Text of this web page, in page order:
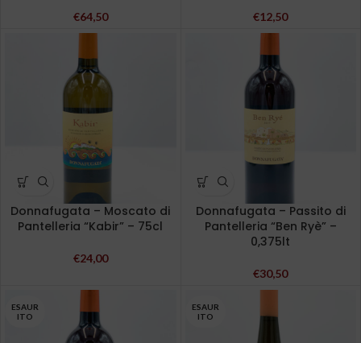
€64,50 €12,50
Donnafugata – Moscato di
Pantelleria “Kabir” – 75cl
€24,00
Donnafugata – Passito di
Pantelleria “Ben Ryè” –
0,375lt
€30,50
ESAUR
ITO
ESAUR
ITO